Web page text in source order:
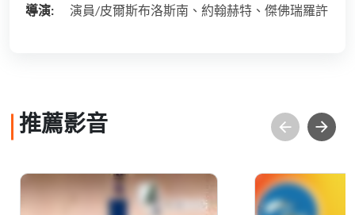
導演:
演員/皮爾斯布洛斯南、約翰赫特、傑佛瑞羅許
推薦影音
台灣生態全記錄(2)：七
動物魔法師